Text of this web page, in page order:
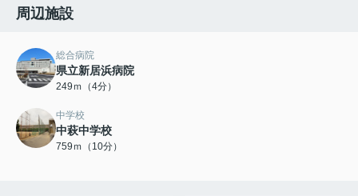
周辺施設
総合病院
県立新居浜病院
249ｍ（4分）
中学校
中萩中学校
759ｍ（10分）